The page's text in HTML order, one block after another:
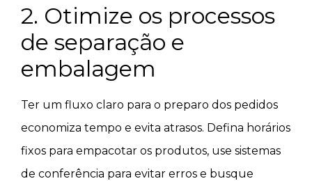
2. Otimize os processos
de separação e
embalagem
Ter um fluxo claro para o preparo dos pedidos
economiza tempo e evita atrasos. Defina horários
fixos para empacotar os produtos, use sistemas
de conferência para evitar erros e busque